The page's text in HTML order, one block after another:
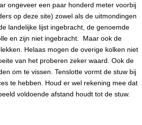
ongeveer een paar honderd meter voorbij
op deze site) zowel als de uitmondingen
landelijke lijst ingebracht, de genoemde
en zijn niet ingebracht. Maar ook de
Helaas mogen de overige kolken niet
van het proberen zeker waard. Ook de
om te vissen. Tenslotte vormt de stuw bij
te hebben. Houd er wel rekening mee dat
voldoende afstand houdt tot de stuw.